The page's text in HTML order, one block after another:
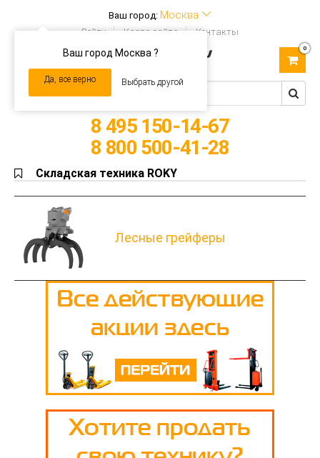
Ваш город: Москва
Ваш город Москва ?
Да, все верно Выбрать другой
Войти Карта сайта Контакты
navigation
0
8 495 150-14-67
8 800 500-41-28
Складская техника ROKY
Лесные грейферы